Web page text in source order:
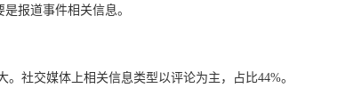
报道事件相关信息。
社交媒体上相关信息类型以评论为主，占比44%。